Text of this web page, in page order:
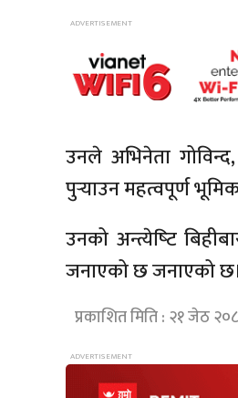
उनले अभिनेता
पुर्‍याउन महत्वपूर्ण
उनको अन्त्येष्‍टि
जनाएको छ जनाएको छ।
प्रकाशित मिति : २१ जेठ